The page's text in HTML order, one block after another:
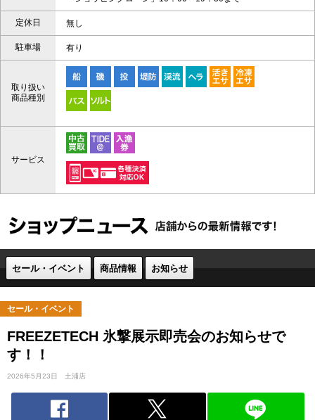
定休日 無し
駐車場 有り
取り扱い
商品種別
サービス
セール・イベント 商品情報 お知らせ
セール・イベント
FREEZETECH 氷撃展示即売会のお知らせで
す！！
2026年5月23日 土浦店